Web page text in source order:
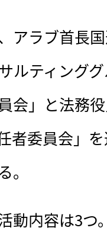
アラブ首長
ルティング
会」と法務
者委員会」
動内容は3つ